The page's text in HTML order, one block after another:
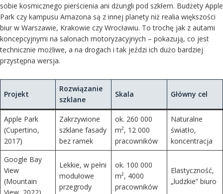
sobie kosmicznego pierścienia ani dżungli pod szkłem. Budżety Apple
Park czy kampusu Amazona są z innej planety niż realia większości
biur w Warszawie, Krakowie czy Wrocławiu. To trochę jak z autami
koncepcyjnymi na salonach motoryzacyjnych – pokazują, co jest
technicznie możliwe, a na drogach i tak jeździ ich dużo bardziej
przystępna wersja.
Projekt
Rozwiązanie
szklane
Skala Główny cel
Apple Park
(Cupertino,
2017)
Zakrzywione
szklane fasady
bez ramek
ok. 260 000
m², 12 000
pracowników
Naturalne
światło,
koncentracja
Google Bay
View
(Mountain
Lekkie, w pełni
modułowe
przegrody
ok. 100 000
m², 4000
pracowników
Elastyczność,
„ludzkie” biuro